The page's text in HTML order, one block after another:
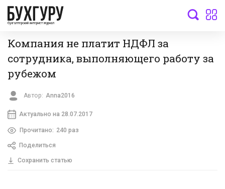
бухгалтерский интернет-журнал
Компания не платит НДФЛ за
сотрудника, выполняющего работу за
рубежом
Автор: Anna2016
Актуально на 28.07.2017
Прочитано: 240 раз
Поделиться
Сохранить статью